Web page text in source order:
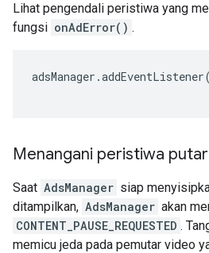
Lihat pengendali peristiwa yang
fungsi onAdError() .
adsManager .addEventListener(
Menangani peristiwa
Saat AdsManager siap
ditampilkan, AdsManager akan
CONTENT_PAUSE_REQUESTED .
memicu jeda pada pemutar video